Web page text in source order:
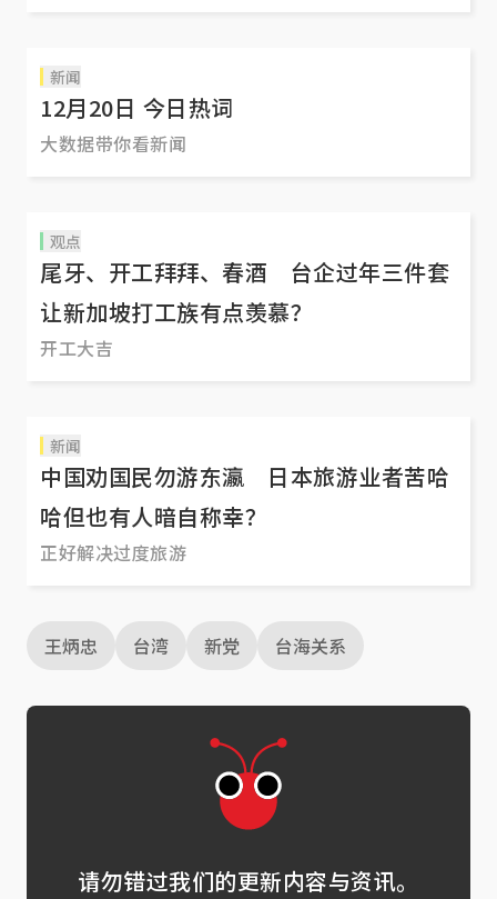
新闻
12月20日 今日热词
大数据带你看新闻
观点
尾牙、开工拜拜、春酒 台企过年三件套
让新加坡打工族有点羡慕？
开工大吉
新闻
中国劝国民勿游东瀛 日本旅游业者苦哈
哈但也有人暗自称幸？
正好解决过度旅游
王炳忠 台湾 新党 台海关系
请勿错过我们的更新内容与资讯。